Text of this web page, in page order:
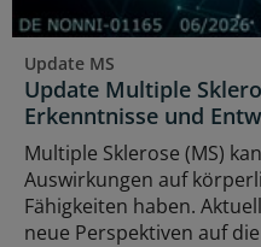
Update MS
Update Multiple
Erkenntnisse und
Multiple Sklerose (MS)
Auswirkungen auf
Fähigkeiten haben.
neue Perspektiven auf